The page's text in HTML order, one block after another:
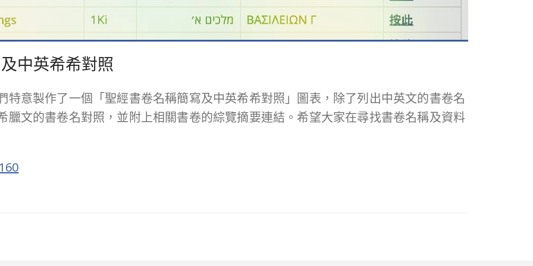
中英希希對照
特意製作了一個「聖經書卷名稱簡寫及中英希希對照」圖表，除了列出中英文的書卷名
臘文的書卷名對照，並附上相關書卷的綜覽摘要連結。希望大家在尋找書卷名稱及資料